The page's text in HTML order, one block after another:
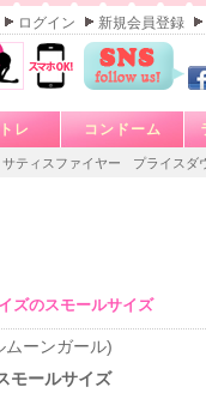
ログイン 新規会員登録
レ コンドーム
サティスファイヤー プライスダ
ズのスモールサイズ
ムーンガール)
モールサイズ